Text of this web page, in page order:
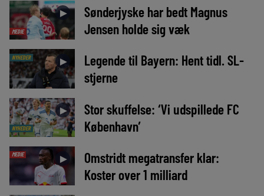
MEDIE
►
Sønderjyske har bedt Magnus
Jensen holde sig væk
NYHEDER ►
Legende til Bayern: Hent tidl. SL-
stjerne
NYHEDER
►
Stor skuffelse: ‘Vi udspillede FC
København’
MEDIE ►
Omstridt megatransfer klar:
Koster over 1 milliard